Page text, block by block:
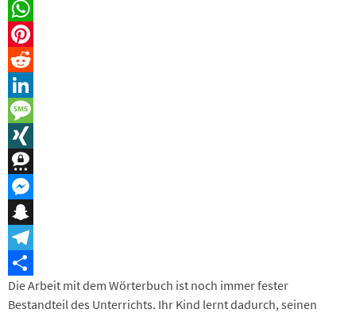
Email
WhatsApp
Pinterest
Reddit
LinkedIn
Message
XING
Threema
Messenger
Snapchat
Telegram
Teilen
Die Arbeit mit dem Wörterbuch ist noch immer fester
Bestandteil des Unterrichts. Ihr Kind lernt dadurch, seinen